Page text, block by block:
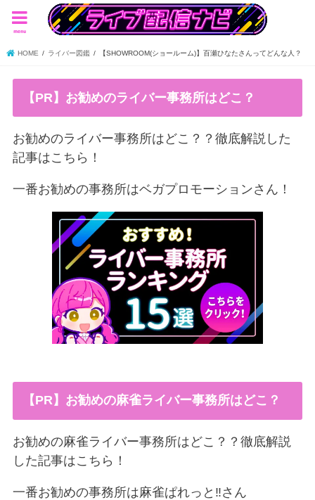
menu
HOME ライバー図鑑 【SHOWROOM(ショールーム)】百瀬ひなたさんってどんな人？
【PR】お勧めのライバー事務所はどこ？
お勧めのライバー事務所はどこ？？徹底解説した
記事はこちら！
一番お勧めの事務所はベガプロモーションさん！
【PR】お勧めの麻雀ライバー事務所はどこ？
お勧めの麻雀ライバー事務所はどこ？？徹底解説
した記事はこちら！
一番お勧めの事務所は麻雀ぱれっと‼︎さん